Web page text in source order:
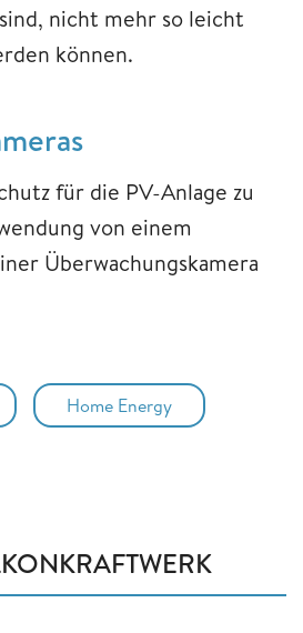
nicht mehr so leicht
können.
für die PV-Anlage zu
von einem
Überwachungskamera
Home Energy